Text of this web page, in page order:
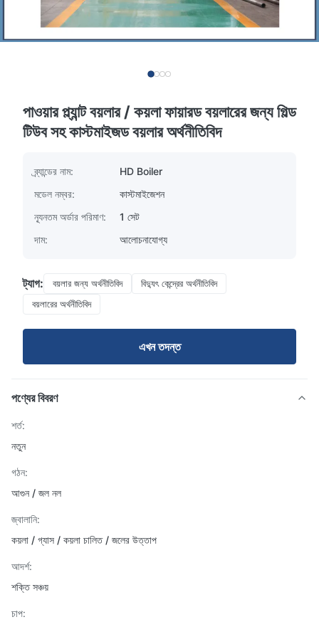
পাওয়ার প্ল্যান্ট বয়লার / কয়লা ফায়ারড বয়লারের জন্য গিল্ড
টিউব সহ কাস্টমাইজড বয়লার অর্থনীতিবিদ
ব্র্যান্ডের নাম:
HD Boiler
মডেল নম্বর:
কাস্টমাইজেশন
ন্যূনতম অর্ডার পরিমাণ:
1 সেট
দাম:
আলোচনাযোগ্য
ট্যাগ: বয়লার জন্য অর্থনীতিবিদ
বিদ্যুৎ কেন্দ্রের অর্থনীতিবিদ
বয়লারের অর্থনীতিবিদ
এখন তদন্ত
পণ্যের বিবরণ
শর্ত:
নতুন
গঠন:
আগুন / জল নল
জ্বালানি:
কয়লা / গ্যাস / কয়লা চালিত / জলের উত্তাপ
আদর্শ:
শক্তি সঞ্চয়
চাপ: